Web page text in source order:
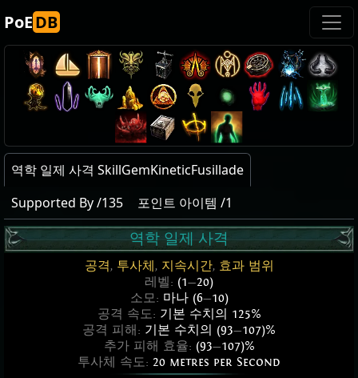
PoEDB
역학 일제 사격 SkillGemKineticFusillade
Supported By /135
포인트 아이템 /1
역학 일제 사격
공격, 투사체 , 지속시간, 효과 범위
레벨: (1—20)
소모: 마나 (6—10)
공격 속도: 기본 수치의 125%
공격 피해: 기본 수치의 (93—107)%
추가 피해 효율: (93—107)%
투사체 속도: 20 metres per Second